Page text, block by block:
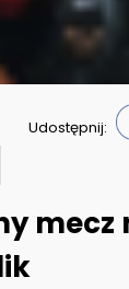
Udostępnij:
mecz